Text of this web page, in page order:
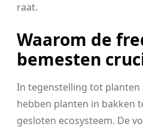
raat.
Waarom de
bemesten
In tegenstelling tot planten
hebben planten in bakken
gesloten ecosysteem. De